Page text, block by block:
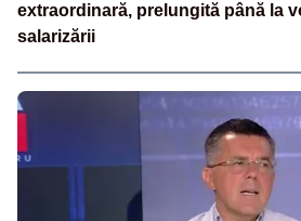
extraordinară, prelungită până la
salarizării